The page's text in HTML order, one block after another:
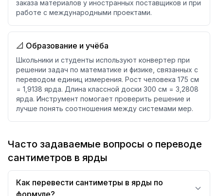
заказа материалов у иностранных поставщиков и при
работе с международными проектами.
📐 Образование и учёба
Школьники и студенты используют конвертер при
решении задач по математике и физике, связанных с
переводом единиц измерения. Рост человека 175 см
= 1,9138 ярда. Длина классной доски 300 см = 3,2808
ярда. Инструмент помогает проверить решение и
лучше понять соотношения между системами мер.
Часто задаваемые вопросы о переводе
сантиметров в ярды
Как перевести сантиметры в ярды по
формуле?